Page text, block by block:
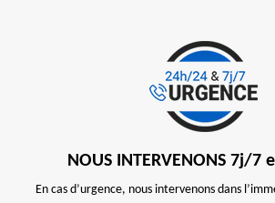
NOUS INTERVENONS 7j/7
En cas d’urgence, nous intervenons dans